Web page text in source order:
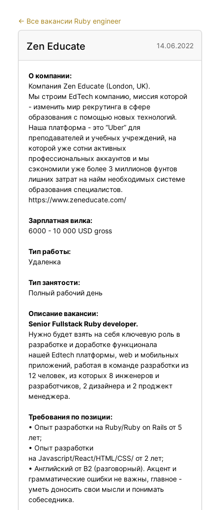
← Все вакансии Ruby engineer
Zen Educate 14.06.2022
О компании:
Компания Zen Educate (London, UK).
Мы строим EdTech компанию, миссия которой
- изменить мир рекрутинга в сфере
образования с помощью новых технологий.
Наша платформа - это “Uber” для
преподавателей и учебных учреждений, на
которой уже сотни активных
профессиональных аккаунтов и мы
сэкономили уже более 3 миллионов фунтов
лишних затрат на найм необходимых системе
образования специалистов.
https://www.zeneducate.com/
Зарплатная вилка:
6000 - 10 000 USD gross
Тип работы:
Удаленка
Тип занятости:
Полный рабочий день
Описание вакансии:
Senior Fullstack Ruby developer.
Нужно будет взять на себя ключевую роль в
разработке и доработке функционала
нашей Edtech платформы, web и мобильных
приложений, работая в команде разработки из
12 человек, из которых 8 инженеров и
разработчиков, 2 дизайнера и 2 проджект
менеджера.
Требования по позиции:
• Опыт разработки на Ruby/Ruby on Rails от 5
лет;
• Опыт разработки
на Javascript/React/HTML/CSS/ от 2 лет;
• Английский от B2 (разговорный). Акцент и
грамматические ошибки не важны, главное -
уметь доносить свои мысли и понимать
собеседника.